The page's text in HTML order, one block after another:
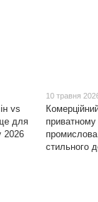
vs
для
2026
10 травня
приватному
промислова
стильного